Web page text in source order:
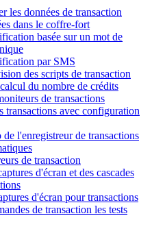
les données de transaction
dans le coffre-fort
basée sur un mot de
par SMS
des scripts de transaction
du nombre de crédits
de transactions
transactions avec configuration
l'enregistreur de transactions
de transaction
d'écran et des cascades
d'écran pour transactions
de transaction les tests